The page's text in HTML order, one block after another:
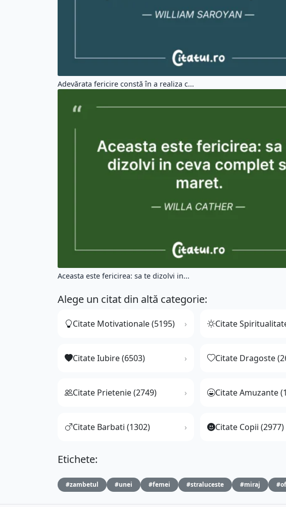
Adevărata fericire constă în a realiza c...
Aceasta este fericirea: sa te dizolvi in...
Alege un citat din altă categorie:
Citate Motivationale (5195) Citate
Citate Iubire (6503) Citate Dragoste
Citate Prietenie (2749) Citate Amuzante
Citate Barbati (1302) Citate Copii (2977)
Etichete:
#zambetul #unei #femei #straluceste #miraj